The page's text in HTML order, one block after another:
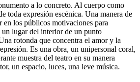
a lo concreto. Al cuerpo como
toda expresión escénica. Una manera de
en los públicos motivaciones para
un lugar del interior de un punto
rotonda que concentra el amor y la
Es una obra, un unipersonal coral,
muestra del teatro en su manera
un espacio, luces, una leve música.